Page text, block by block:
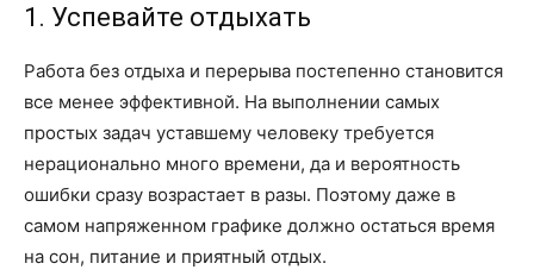
1. Успевайте отдыхать
Работа без отдыха и перерыва постепенно становится
все менее эффективной. На выполнении самых
простых задач уставшему человеку требуется
нерационально много времени, да и вероятность
ошибки сразу возрастает в разы. Поэтому даже в
самом напряженном графике должно остаться время
на сон, питание и приятный отдых.